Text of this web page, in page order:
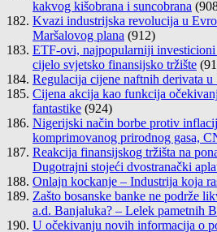
kakvog kišobrana i suncobrana
Kvazi industrijska revolucija u
Maršalovog plana (912)
ETF-ovi, najpopularniji
cijelo svjetsko finansijsko tržište
Regulacija cijene naftnih derivata
Cijena akcija kao funkcija
fantastike (924)
Nigerijski način borbe protiv
komprimovanog prirodnog gasa,
Reakcija finansijskog tržišta na
Dugotrajni stojeći dvostranački
Onlajn kockanje – Industrija koja
Zašto bosanske banke ne podrže
a.d. Banjaluka? – Lelek pametnih
U očekivanju novih informacija o